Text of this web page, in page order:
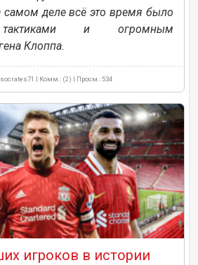
самом деле всё это время было
тактиками и огромным
Клоппа.
socrates71 | Комм.: (2) | Просм.: 534
игроков в истории